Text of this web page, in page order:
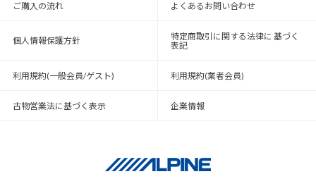
ご購入の流れ よくあるお問い合わせ
個人情報保護方針
特定商取引に関する法律に 基づく
表記
利用規約(一般会員/ゲスト) 利用規約(業者会員)
古物営業法に基づく表示 企業情報